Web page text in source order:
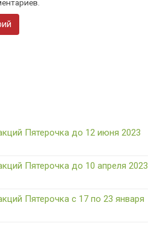
Пятерочка до 12 июня 2023
Пятерочка до 10 апреля 2023
Пятерочка с 17 по 23 января